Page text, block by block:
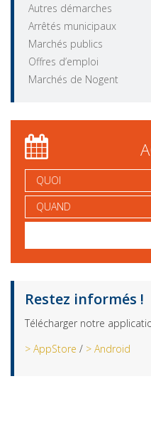
Autres démarches
Arrêtés municipaux
Marchés publics
Offres d’emploi
Marchés de Nogent
QUOI
QUAND
Restez informés !
Télécharger notre
> AppStore / > Android